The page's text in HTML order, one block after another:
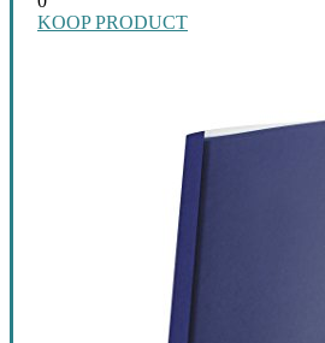
KOOP PRODUCT